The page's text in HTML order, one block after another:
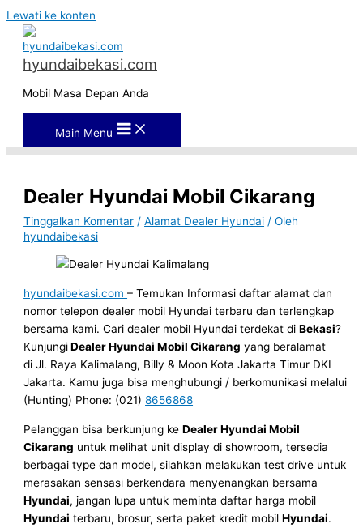
Lewati ke konten
hyundaibekasi.com
Mobil Masa Depan Anda
Main Menu
Dealer Hyundai Mobil Cikarang
Tinggalkan Komentar /Alamat Dealer Hyundai / Oleh
hyundaibekasi
hyundaibekasi.com– Temukan Informasi daftar alamat dan
nomor telepon dealer mobil Hyundai terbaru dan terlengkap
bersama kami. Cari dealer mobil Hyundai terdekat diBekasi?
KunjungiDealer Hyundai Mobil Cikarang yang beralamat
di Jl. Raya Kalimalang, Billy & Moon Kota Jakarta Timur DKI
Jakarta. Kamu juga bisa menghubungi / berkomunikasi melalui
(Hunting) Phone: (021)8656868
Pelanggan bisa berkunjung keDealer Hyundai Mobil
Cikarang untuk melihat unit display di showroom, tersedia
berbagai type dan model, silahkan melakukan test drive untuk
merasakan sensasi berkendara menyenangkan bersama
Hyundai, jangan lupa untuk meminta daftar harga mobil
Hyundai terbaru, brosur, serta paket kredit mobilHyundai.